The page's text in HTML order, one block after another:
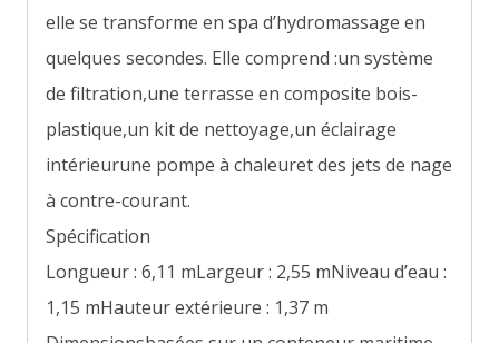
elle se transforme en spa d’hydromassage en
quelques secondes. Elle comprend :un système
de filtration,une terrasse en composite bois-
plastique,un kit de nettoyage,un éclairage
intérieurune pompe à chaleuret des jets de nage
à contre-courant.
Spécification
Longueur : 6,11 mLargeur : 2,55 mNiveau d’eau :
1,15 mHauteur extérieure : 1,37 m